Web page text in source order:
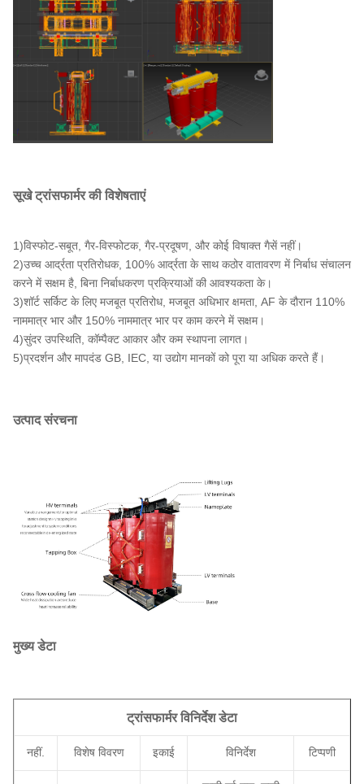
सूखे ट्रांसफार्मर की विशेषताएं
1)विस्फोट-सबूत, गैर-विस्फोटक, गैर-प्रदूषण, और कोई विषाक्त गैसें नहीं।
2)उच्च आर्द्रता प्रतिरोधक, 100% आर्द्रता के साथ कठोर वातावरण में निर्बाध संचालन
करने में सक्षम है, बिना निर्बाधकरण प्रक्रियाओं की आवश्यकता के।
3)शॉर्ट सर्किट के लिए मजबूत प्रतिरोध, मजबूत अधिभार क्षमता, AF के दौरान 110%
नाममात्र भार और 150% नाममात्र भार पर काम करने में सक्षम।
4)सुंदर उपस्थिति, कॉम्पैक्ट आकार और कम स्थापना लागत।
5)प्रदर्शन और मापदंड GB, IEC, या उद्योग मानकों को पूरा या अधिक करते हैं।
उत्पाद संरचना
मुख्य डेटा
ट्रांसफार्मर विनिर्देश डेटा
नहीं. विशेष विवरण इकाई विनिर्देश टिप्पणी